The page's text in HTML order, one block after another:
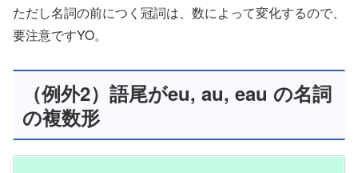
ただし名詞の前につく冠詞は、数によって変化するので、
要注意ですYO。
（例外2）語尾がeu, au, eau の名詞
の複数形